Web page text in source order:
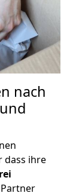
nach
dass ihre